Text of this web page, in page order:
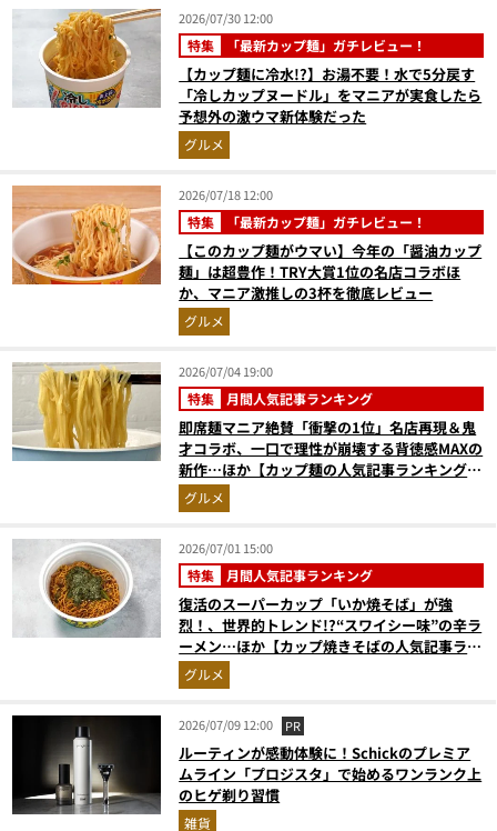
2026/07/30 12:00
特集 「最新カップ麺」ガチレビュー！
【カップ麺に冷水!?】お湯不要！水で5分戻す
「冷しカップヌードル」をマニアが実食したら
予想外の激ウマ新体験だった
グルメ
2026/07/18 12:00
特集 「最新カップ麺」ガチレビュー！
【このカップ麺がウマい】今年の「醤油カップ
麺」は超豊作！TRY大賞1位の名店コラボほ
か、マニア激推しの3杯を徹底レビュー
グルメ
2026/07/04 19:00
特集 月間人気記事ランキング
即席麺マニア絶賛「衝撃の1位」名店再現＆鬼
才コラボ、一口で理性が崩壊する背徳感MAXの
新作…ほか【カップ麺の人気記事ランキングベ
スト3】（2026年5月版）
グルメ
2026/07/01 15:00
特集 月間人気記事ランキング
復活のスーパーカップ「いか焼そば」が強
烈！、世界的トレンド!?“スワイシー味”の辛ラ
ーメン…ほか【カップ焼きそばの人気記事ラン
キングベスト3】（2026年5月版）
グルメ
2026/07/09 12:00 PR
ルーティンが感動体験に！Schickのプレミア
ムライン「プロジスタ」で始めるワンランク上
のヒゲ剃り習慣
雑貨